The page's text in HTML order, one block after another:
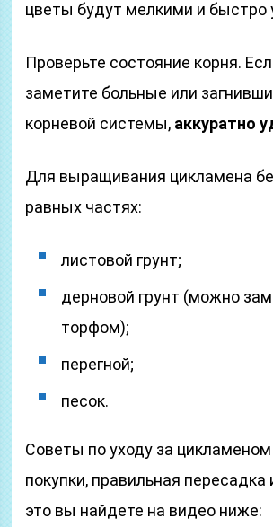
цветы будут мелкими и быстро
Проверьте состояние корня.
заметите больные или
корневой системы, аккуратно
Для выращивания цикламена
равных частях:
листовой грунт;
дерновой грунт (можно
торфом);
перегной;
песок.
Советы по уходу за
покупки, правильная пересадка
это вы найдете на видео ниже: